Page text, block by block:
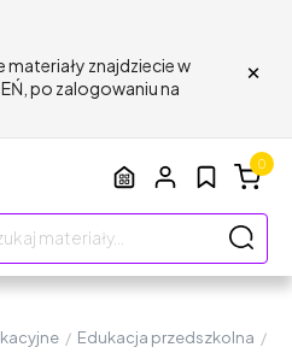
znajdziecie w
po zalogowaniu na
×
0
/ Edukacja przedszkolna /